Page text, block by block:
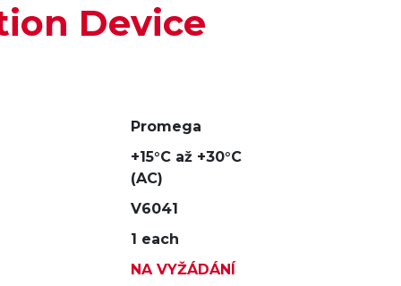
Device
Promega
+15°C až +30°C
(AC)
V6041
1 each
NA VYŽÁDÁNÍ